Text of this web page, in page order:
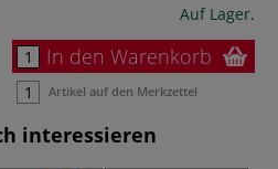
Auf Lager.
In den Warenkorb
Artikel auf den Merkzettel
interessieren